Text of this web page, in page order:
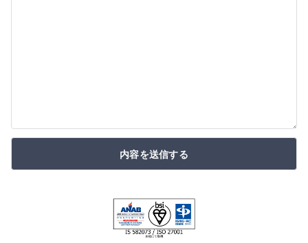
内容を送信する